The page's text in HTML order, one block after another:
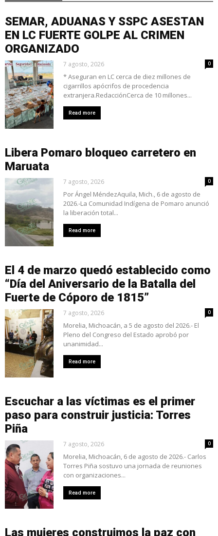
SEMAR, ADUANAS Y SSPC ASESTAN
EN LC FUERTE GOLPE AL CRIMEN
ORGANIZADO
7 agosto, 2026 0
* Aseguran en LC cerca de diez millones de
cigarrillos apócrifos de procedencia
extranjera.RedacciónCerca de 10 millones...
Read more
Libera Pomaro bloqueo carretero en
Maruata
7 agosto, 2026 0
Por Ángel MéndezAquila, Mich., 6 de agosto de
2026.-La Comunidad Indígena de Pomaro anunció
la liberación total...
Read more
El 4 de marzo quedó establecido como
“Día del Aniversario de la Batalla del
Fuerte de Cóporo de 1815”
7 agosto, 2026 0
Morelia, Michoacán, a 5 de agosto del 2026.- El
Pleno del Congreso del Estado aprobó por
unanimidad...
Read more
Escuchar a las víctimas es el primer
paso para construir justicia: Torres
Piña
7 agosto, 2026 0
Morelia, Michoacán, 6 de agosto de 2026.- Carlos
Torres Piña sostuvo una jornada de reuniones
con organizaciones...
Read more
Las mujeres construimos la paz con